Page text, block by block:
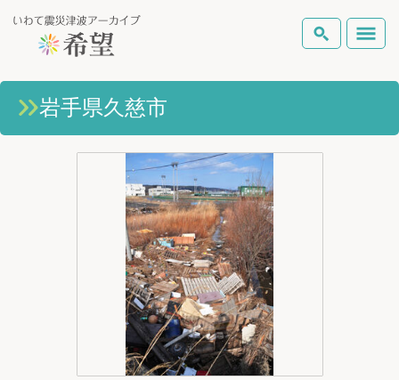
いわて震災津波アーカイブとは
ピックアップコンテンツ
Foreign Laguage
地図から探す
岩手県久慈市